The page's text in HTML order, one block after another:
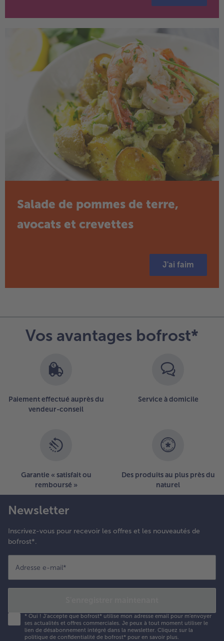
Salade de pommes de terre,
avocats et crevettes
J'ai faim
Vos avantages bofrost*
Paiement effectué auprès du
vendeur-conseil
Service à domicile
Garantie « satisfait ou
remboursé »
Des produits au plus près du
naturel
Newsletter
Inscrivez-vous pour recevoir les offres et les nouveautés de
bofrost*.
Adresse e-mail*
* Oui ! J'accepte que bofrost* utilise mon adresse email pour m'envoyer
ses actualités et offres commerciales. Je peux à tout moment utiliser le
lien de désabonnement intégré dans la newsletter. Cliquez sur la
politique de confidentialité de bofrost* pour en savoir plus.